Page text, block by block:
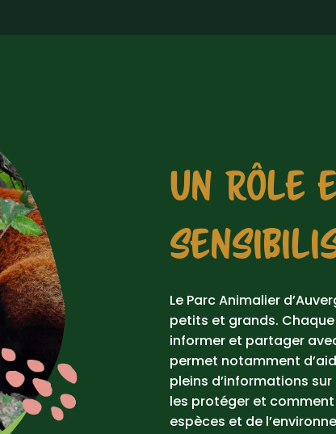
UN RÔLE
Le Parc Animalier
petits et grands.
informer et partager
permet notamment
pleins d’informations
les protéger et
espèces et de